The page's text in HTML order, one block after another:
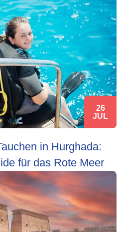
26
JUL
in Hurghada:
für das Rote Meer